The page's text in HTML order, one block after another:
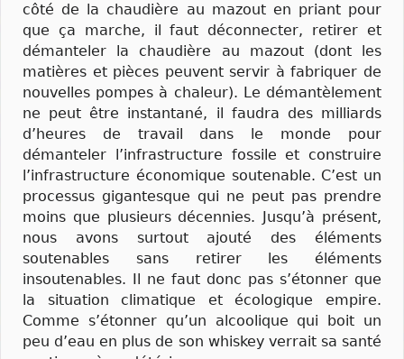
côté de la chaudière au mazout en priant pour
que ça marche, il faut déconnecter, retirer et
démanteler la chaudière au mazout (dont les
matières et pièces peuvent servir à fabriquer de
nouvelles pompes à chaleur). Le démantèlement
ne peut être instantané, il faudra des milliards
d’heures de travail dans le monde pour
démanteler l’infrastructure fossile et construire
l’infrastructure économique soutenable. C’est un
processus gigantesque qui ne peut pas prendre
moins que plusieurs décennies. Jusqu’à présent,
nous avons surtout ajouté des éléments
soutenables sans retirer les éléments
insoutenables. Il ne faut donc pas s’étonner que
la situation climatique et écologique empire.
Comme s’étonner qu’un alcoolique qui boit un
peu d’eau en plus de son whiskey verrait sa santé